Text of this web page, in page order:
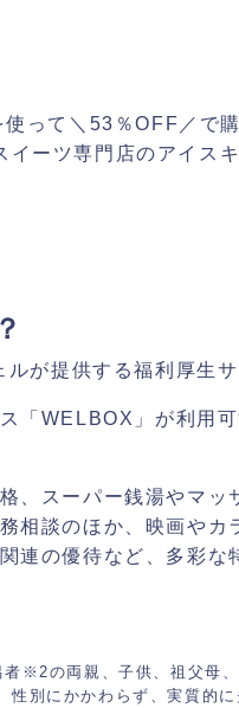
って＼53％OFF／で
ーツ専門店のアイス
が提供する福利厚生サ
「WELBOX」が利用
、スーパー銭湯やマッ
相談のほか、映画やカ
連の優待など、多彩な
※2の両親、子供、祖父母、
別にかかわらず、実質的に